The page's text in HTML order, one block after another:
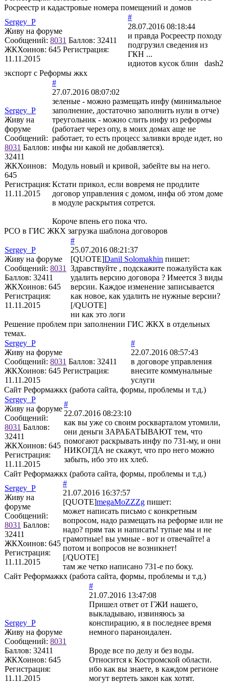
Росреестр и кадастровые номера помещений и домов
Sergey_P
Живу на форуме
Сообщений: 8031 Баллов: 32411
ЖКХоинов: 645 Регистрация:
11.11.2015
#
28.07.2016 08:18:44
и правда Росреестр походу
подгрузил сведения из
ГКН ...
идиотов кусок блин dash2
экспорт с Реформы жкх
Sergey_P
Живу на
форуме
Сообщений:
8031 Баллов:
32411
ЖКХоинов:
645
Регистрация:
11.11.2015
#
27.07.2016 08:07:02
зеленые - можно размещать инфу (минимальное
заполнение, достаточно заполнить нули в отче)
треугольник - можно слить инфу из реформы
(работает через опу, в моих домах аще не
работает, то есть процесс заливки вроде идет, но
инфы ни какой не добавляется).
Модуль новый и кривой, забейте вы на него.
Кстати прикол, если вовремя не продлите
договор управления с домом, инфа об этом доме
в модуле раскрытия сотрется.
Короче впень его пока что.
РСО в ГИС ЖКХ загрузка шаблона договоров
Sergey_P
Живу на форуме
Сообщений: 8031
Баллов: 32411
ЖКХоинов: 645
Регистрация:
11.11.2015
#
25.07.2016 08:21:37
[QUOTE]Danil Solomakhin пишет:
Здравствуйте , подскажите пожалуйста как
удалить версию договора ? Имеется 3 виды
версии. Каждое изменение записывается
как новое, как удалить не нужные версии?
[/QUOTE]
ни как это логи
Решение проблем при заполнении ГИС ЖКХ в отдельных
темах.
Sergey_P
Живу на форуме
Сообщений: 8031 Баллов: 32411
ЖКХоинов: 645 Регистрация:
11.11.2015
#
22.07.2016 08:57:43
в договоре управления
внесите коммунальные
услуги
Сайт Реформажкх (работа сайта, формы, проблемы и т.д.)
Sergey_P
Живу на форуме
Сообщений:
8031 Баллов:
32411
ЖКХоинов: 645
Регистрация:
11.11.2015
#
22.07.2016 08:23:10
как вы уже со своим роскварталом утомили,
они деньги ЗАРАБАТЫВАЮТ тем, что
помогают раскрывать инфу по 731-му, и они
НИКОГДА не скажут, что про него можно
забыть, ибо это их хлеб.
Сайт Реформажкх (работа сайта, формы, проблемы и т.д.)
Sergey_P
Живу на
форуме
Сообщений:
8031 Баллов:
32411
ЖКХоинов: 645
Регистрация:
11.11.2015
#
21.07.2016 16:37:57
[QUOTE]megaMoZZZg пишет:
может написать письмо с конкретным
вопросом, надо размещать на реформе или не
надо? прям так и написать! тупые мы и не
грамотные! вы умные - вот и отвечайте! а
потом и вопросов не возникнет!
[/QUOTE]
там же четко написано 731-е по боку.
Сайт Реформажкх (работа сайта, формы, проблемы и т.д.)
Sergey_P
Живу на форуме
Сообщений: 8031
Баллов: 32411
ЖКХоинов: 645
Регистрация:
11.11.2015
#
21.07.2016 13:47:08
Пришел ответ от ГЖИ нашего,
выкладываю, извиняюсь за
конспирацию, я в последнее время
немного параноидален.
Вроде все по делу и без воды.
Относится к Костромской области.
ибо как вы знаете, в каждом регионе
могут вертеть закон как хотят.